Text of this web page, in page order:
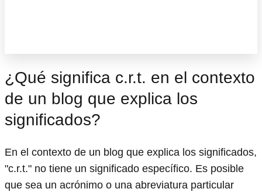
¿Qué significa c.r.t. en el contexto
de un blog que explica los
significados?
En el contexto de un blog que explica los significados,
"c.r.t." no tiene un significado específico. Es posible
que sea un acrónimo o una abreviatura particular